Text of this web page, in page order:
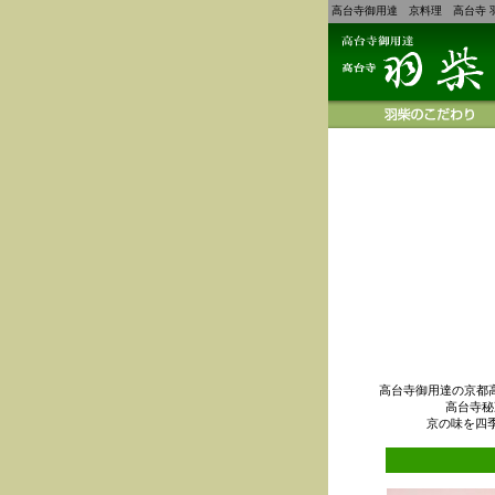
高台寺御用達 京料理 高台寺
高台寺御用達の京都
高台寺
京の味を四